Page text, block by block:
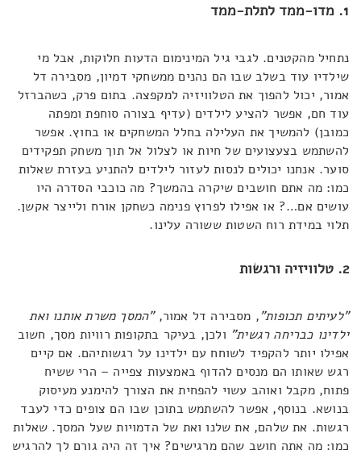
1. מדו-ממד לתלת-ממד
נתחיל מהקטנים. לגבי גיל המינימום הדעות חלוקות, אבל מי
שילדיו עוד בשלב שבו הם נהנים ממשחקי דמיון, מסבירה דל
אמור, יכול להפוך את הטלוויזיה למקפצה. בתום פרק, כשהברזל
עוד חם, אפשר להציע לילדים (עדיף בצורה סוחפת ומפתה
כמובן) להמשיך את העלילה בחלל המשחקים או בחוץ. אפשר
להשתמש בצעצועים של חיות או לצלול אל תוך משחק תפקידים
סוער. אנחנו יכולים לנסות לעזור לילדים להתניע בעזרת שאלות
כמו: מה אתם חושבים שיקרה בהמשך? מה כוכבי הסדרה היו
עושים אם…? או אפילו לפרוץ פנימה כשחקן אורח ולייצר אקשן.
תלוי במידת רוח השטות ששורה עלינו.
2. טלוויזיה ורגשות
"לעיתים תכופות", מסבירה דל אמור,"המסך משרת אותנו ואת
ילדינו כבריחה רגשית" ולכן, בעיקר בתקופות רוויות מסך, חשוב
אפילו יותר להקפיד לשוחח עם ילדינו על רגשותיהם. אם קיים
רגש שאותו הם מנסים להדוף באמצעות צפייה – הרי ששיח
פתוח, מקבל ואוהב עשוי להפחית את הצורך להימנע מעיסוק
בנושא. בנוסף, אפשר להשתמש בתוכן שבו הם צופים כדי לעבד
רגשות. את שלהם, את שלנו ואת של הדמויות שעל המסך. שאלות
כמו: מה אתה חושב שהם מרגישים? איך זה היה גורם לך להרגיש